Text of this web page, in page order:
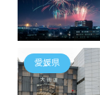
愛媛県